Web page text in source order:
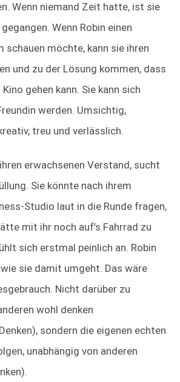
Wenn niemand Zeit hatte, ist sie
Wenn Robin einen
schauen möchte, kann sie ihren
und zu der Lösung kommen, dass
gehen kann. Sie kann sich
werden. Umsichtig,
treu und verlässlich.
erwachsenen Verstand, sucht
Sie könnte nach ihrem
Studio laut in die Runde fragen,
mit ihr noch auf’s Fahrrad zu
sich erstmal peinlich an. Robin
sie damit umgeht. Das wäre
Nicht darüber zu
wohl denken
sondern die eigenen echten
unabhängig von anderen